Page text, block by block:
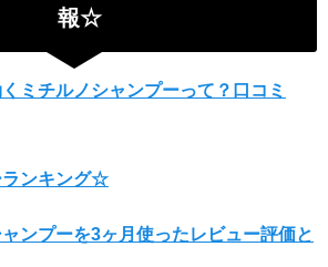
報☆
ミチルノシャンプーって？口コミ
ランキング☆
ンプーを3ヶ月使ったレビュー評価と